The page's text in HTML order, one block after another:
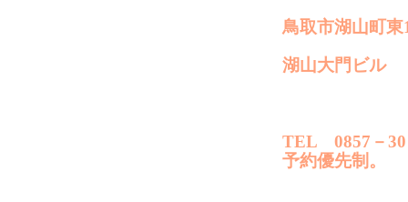
鳥取市湖山町東
湖山大門ビル
TEL 0857－30
予約優先制。